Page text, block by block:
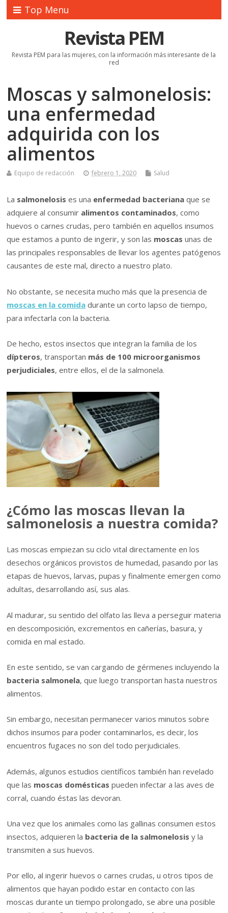
Top Menu
Revista PEM
Revista PEM para las mujeres, con la información más interesante de la
red
Moscas y salmonelosis:
una enfermedad
adquirida con los
alimentos
Equipo de redacción febrero 1, 2020 Salud
La salmonelosis es una enfermedad bacteriana que se
adquiere al consumir alimentos contaminados, como
huevos o carnes crudas, pero también en aquellos insumos
que estamos a punto de ingerir, y son las moscas unas de
las principales responsables de llevar los agentes patógenos
causantes de este mal, directo a nuestro plato.
No obstante, se necesita mucho más que la presencia de
moscas en la comida durante un corto lapso de tiempo,
para infectarla con la bacteria.
De hecho, estos insectos que integran la familia de los
dípteros, transportan más de 100 microorganismos
perjudiciales, entre ellos, el de la salmonela.
¿Cómo las moscas llevan la
salmonelosis a nuestra comida?
Las moscas empiezan su ciclo vital directamente en los
desechos orgánicos provistos de humedad, pasando por las
etapas de huevos, larvas, pupas y finalmente emergen como
adultas, desarrollando así, sus alas.
Al madurar, su sentido del olfato las lleva a perseguir materia
en descomposición, excrementos en cañerías, basura, y
comida en mal estado.
En este sentido, se van cargando de gérmenes incluyendo la
bacteria salmonela, que luego transportan hasta nuestros
alimentos.
Sin embargo, necesitan permanecer varios minutos sobre
dichos insumos para poder contaminarlos, es decir, los
encuentros fugaces no son del todo perjudiciales.
Además, algunos estudios científicos también han revelado
que las moscas domésticas pueden infectar a las aves de
corral, cuando éstas las devoran.
Una vez que los animales como las gallinas consumen estos
insectos, adquieren la bacteria de la salmonelosis y la
transmiten a sus huevos.
Por ello, al ingerir huevos o carnes crudas, u otros tipos de
alimentos que hayan podido estar en contacto con las
moscas durante un tiempo prolongado, se abre una posible